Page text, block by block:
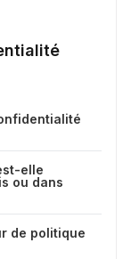
elle
ou dans
de politique